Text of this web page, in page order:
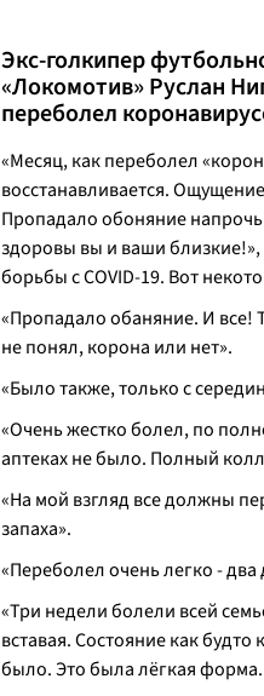
Экс-голкипер
«Локомотив» Руслан
переболел
«Месяц, как переболел
восстанавливается.
Пропадало обоняние
здоровы вы и ваши близкие!»
борьбы с COVID-19. Вот
«Пропадало обаняние. И все!
не понял, корона или нет».
«Было также, только с
«Очень жестко болел, по
аптеках не было. Полный
«На мой взгляд все должны
запаха».
«Переболел очень легко -
«Три недели болели всей
вставая. Состояние как
было. Это была лёгкая